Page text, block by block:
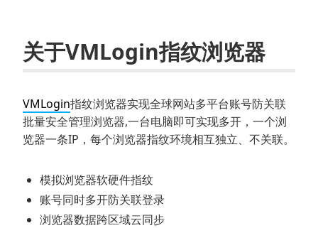
关于VMLogin指纹浏览器
VMLogin指纹浏览器实现全球网站多平台账号防关联
批量安全管理浏览器,一台电脑即可实现多开，一个浏
览器一条IP，每个浏览器指纹环境相互独立、不关联。
模拟浏览器软硬件指纹
账号同时多开防关联登录
浏览器数据跨区域云同步